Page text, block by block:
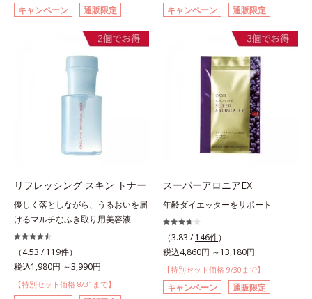
キャンペーン 通販限定 キャンペーン 通販限定
リフレッシング スキン トナー
優しく落としながら、うるおいを届
けるマルチなふき取り用美容液
（4.53 / 119件）
税込1,980円 ～3,990円
【特別セット価格 8/31まで】
スーパーアロニアEX
年齢ダイエッターをサポート
（3.83 / 146件）
税込4,860円 ～13,180円
【特別セット価格 9/30まで】
キャンペーン 通販限定